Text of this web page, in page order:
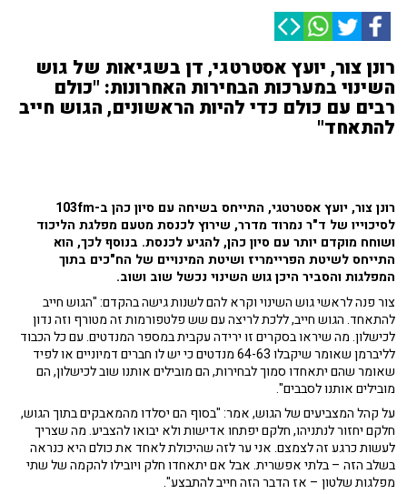
רונן צור, יועץ אסטרטגי, דן בשגיאות של גוש
השינוי במערכות הבחירות האחרונות: "כולם
רבים עם כולם כדי להיות הראשונים, הגוש חייב
להתאחד"
רונן צור, יועץ אסטרטגי, התייחס בשיחה עם סיון כהן ב-103fm
לסיכוייו של ד"ר נמרוד מדרר, שירוץ לכנסת מטעם מפלגת הליכוד
ושוחח מוקדם יותר עם סיון כהן, להגיע לכנסת. בנוסף לכך, הוא
התייחס לשיטת הפריימריז ושיטת המינויים של הח"כים בתוך
המפלגות והסביר היכן גוש השינוי נכשל שוב ושוב.
צור פנה לראשי גוש השינוי וקרא להם לשנות גישה בהקדם: "הגוש חייב
להתאחד. הגוש חייב, ללכת לריצה עם שש פלטפורמות זה מטורף וזה נדון
לכישלון. מה שיראו בסקרים זו ירידה עקבית במספר המנדטים. עם כל הכבוד
לליברמן שאומר שיקבלו 64-63 מנדטים כי יש לו חברים דמיוניים או לפיד
שאומר שהם יתאחדו סמוך לבחירות, הם מובילים אותנו שוב לכישלון, הם
מובילים אותנו לסבבים".
על קהל המצביעים של הגוש, אמר: "בסוף הם יסלדו מהמאבקים בתוך הגוש,
חלקם יחזור לנתניהו, חלקם יפתחו אדישות ולא יבואו להצביע. מה שצריך
לעשות כרגע זה לצמצם. אני ער לזה שהיכולת לאחד את כולם היא כנראה
בשלב הזה – בלתי אפשרית. אבל אם יתאחדו חלק ויובילו להקמה של שתי
מפלגות שלטון – אז הדבר הזה חייב להתבצע".